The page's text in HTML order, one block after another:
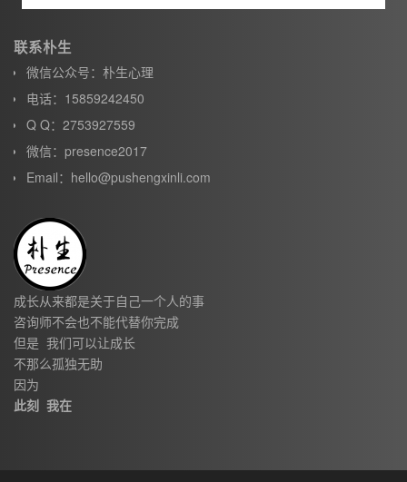
联系朴生
微信公众号：朴生心理
电话：15859242450
Q Q：2753927559
微信：presence2017
Email：hello@pushengxinli.com
成长从来都是关于自己一个人的事
咨询师不会也不能代替你完成
但是 我们可以让成长
不那么孤独无助
因为
此刻 我在